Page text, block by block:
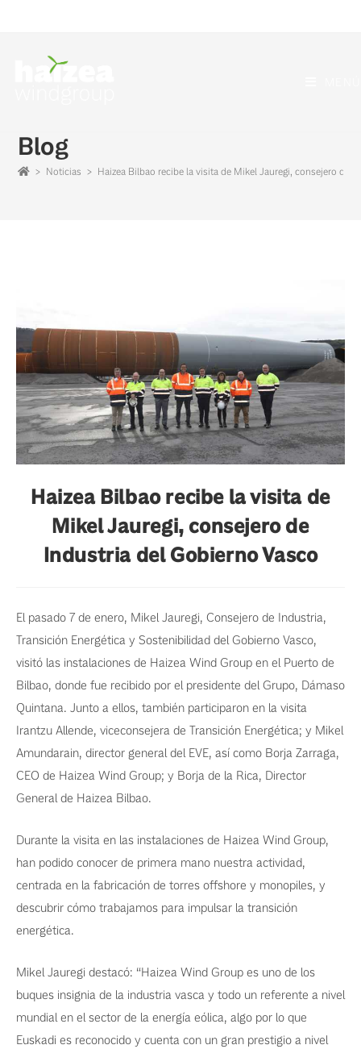
Blog
> Noticias > Haizea Bilbao recibe la visita de Mikel Jauregi, consejero de
Haizea Bilbao recibe la visita de
Mikel Jauregi, consejero de
Industria del Gobierno Vasco
El pasado 7 de enero, Mikel Jauregi, Consejero de Industria,
Transición Energética y Sostenibilidad del Gobierno Vasco,
visitó las instalaciones de Haizea Wind Group en el Puerto de
Bilbao, donde fue recibido por el presidente del Grupo, Dámaso
Quintana. Junto a ellos, también participaron en la visita
Irantzu Allende, viceconsejera de Transición Energética; y Mikel
Amundarain, director general del EVE, así como Borja Zarraga,
CEO de Haizea Wind Group; y Borja de la Rica, Director
General de Haizea Bilbao.
Durante la visita en las instalaciones de Haizea Wind Group,
han podido conocer de primera mano nuestra actividad,
centrada en la fabricación de torres offshore y monopiles, y
descubrir cómo trabajamos para impulsar la transición
energética.
Mikel Jauregi destacó: “Haizea Wind Group es uno de los
buques insignia de la industria vasca y todo un referente a nivel
mundial en el sector de la energía eólica, algo por lo que
Euskadi es reconocido y cuenta con un gran prestigio a nivel